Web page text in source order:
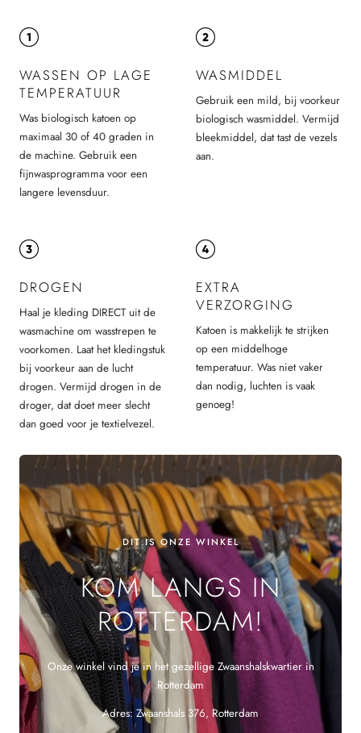
WASSEN OP LAGE
TEMPERATUUR
Was biologisch katoen op
maximaal 30 of 40 graden in
de machine. Gebruik een
fijnwasprogramma voor een
langere levensduur.
WASMIDDEL
Gebruik een mild, bij voorkeur
biologisch wasmiddel. Vermijd
bleekmiddel, dat tast de vezels
aan.
DROGEN
Haal je kleding DIRECT uit de
wasmachine om wasstrepen te
voorkomen. Laat het kledingstuk
bij voorkeur aan de lucht
drogen. Vermijd drogen in de
droger, dat doet meer slecht
dan goed voor je textielvezel.
EXTRA
VERZORGING
Katoen is makkelijk te strijken
op een middelhoge
temperatuur. Was niet vaker
dan nodig, luchten is vaak
genoeg!
DIT IS ONZE WINKEL
KOM LANGS IN
ROTTERDAM!
Onze winkel vind je in het gezellige Zwaanshalskwartier in
Rotterdam
Adres: Zwaanshals 376, Rotterdam